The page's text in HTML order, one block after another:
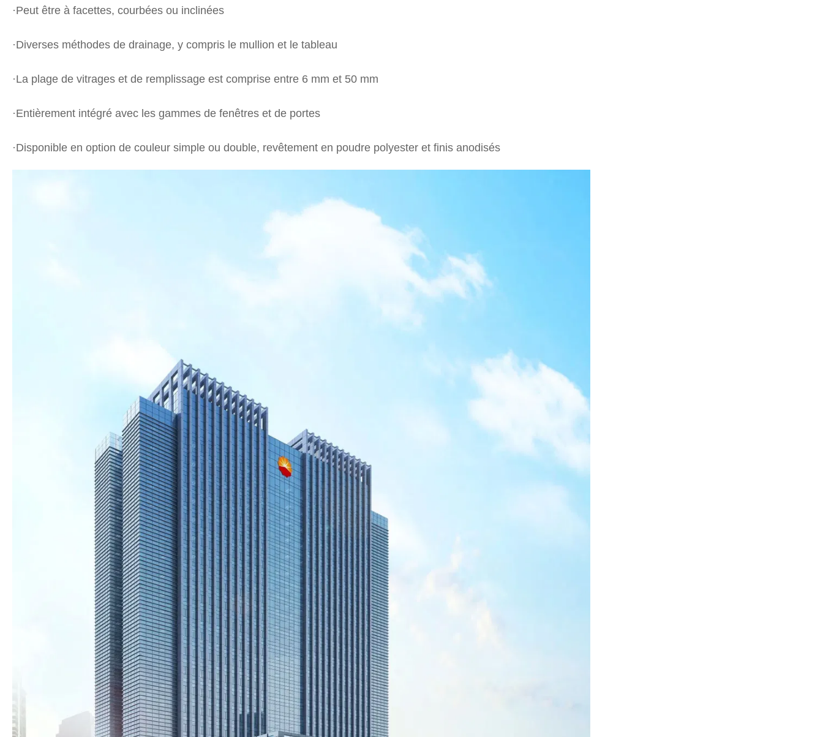
·Peut être à facettes, courbées ou inclinées
·Diverses méthodes de drainage, y compris le mullion et le tableau
·La plage de vitrages et de remplissage est comprise entre 6 mm et 50 mm
·Entièrement intégré avec les gammes de fenêtres et de portes
·Disponible en option de couleur simple ou double, revêtement en poudre polyester et finis anodisés